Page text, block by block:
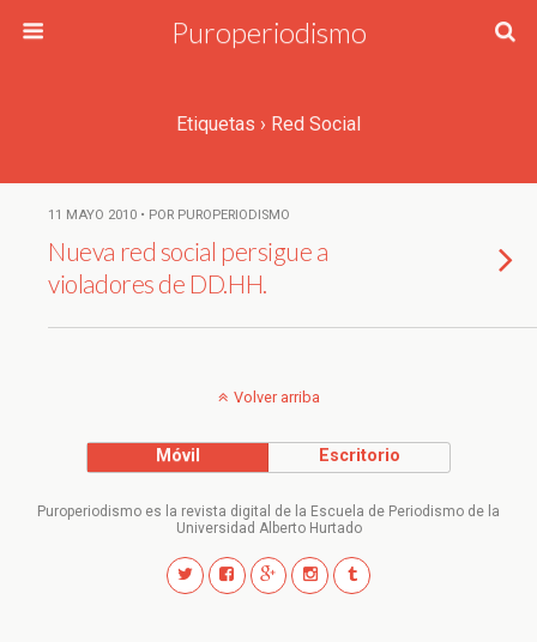
Puroperiodismo
Etiquetas › Red Social
11 MAYO 2010 • POR PUROPERIODISMO
Nueva red social persigue a
violadores de DD.HH.
Volver arriba
Móvil Escritorio
Puroperiodismo es la revista digital de la Escuela de Periodismo de la
Universidad Alberto Hurtado